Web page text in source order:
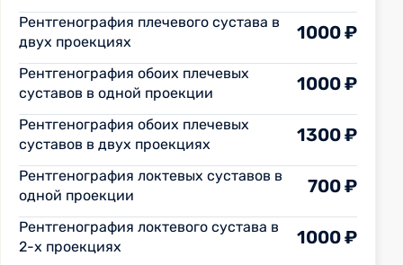
Рентгенография плечевого сустава в
двух проекциях
1000 ₽
Рентгенография обоих плечевых
суставов в одной проекции
1000 ₽
Рентгенография обоих плечевых
суставов в двух проекциях
1300 ₽
Рентгенография локтевых суставов в
одной проекции
700 ₽
Рентгенография локтевого сустава в
2-х проекциях
1000 ₽